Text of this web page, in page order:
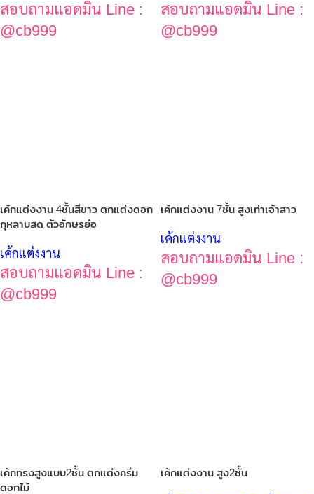
สอบถามแอดมิน Line :
@cb999
สอบถามแอดมิน Line :
@cb999
เค้กแต่งงาน 4ชั้นสีขาว ตกแต่งดอก
กุหลาบสด ตัวอักษรย่อ
เค้กแต่งงาน
สอบถามแอดมิน Line :
@cb999
เค้กแต่งงาน 7ชั้น สูงเท่าเจ้าสาว
เค้กแต่งงาน
สอบถามแอดมิน Line :
@cb999
เค้กทรงสูงแบบ2ชั้น ตกแต่งครีม
ดอกไม้
เค้กแต่งงาน สูง2ชั้น